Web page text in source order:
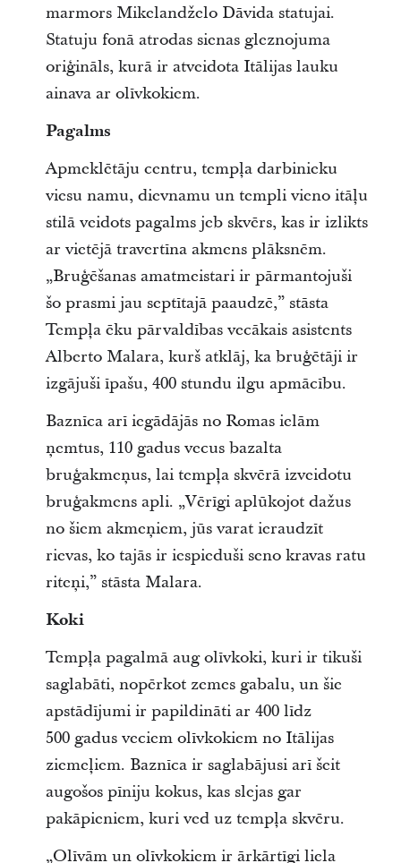
marmors Mikelandželo Dāvida statujai.
Statuju fonā atrodas sienas gleznojuma
oriģināls, kurā ir atveidota Itālijas lauku
ainava ar olīvkokiem.
Pagalms
Apmeklētāju centru, tempļa darbinieku
viesu namu, dievnamu un templi vieno itāļu
stilā veidots pagalms jeb skvērs, kas ir izlikts
ar vietējā travertīna akmens plāksnēm.
„Bruģēšanas amatmeistari ir pārmantojuši
šo prasmi jau septītajā paaudzē,” stāsta
Tempļa ēku pārvaldības vecākais asistents
Alberto Malara, kurš atklāj, ka bruģētāji ir
izgājuši īpašu, 400 stundu ilgu apmācību.
Baznīca arī iegādājās no Romas ielām
ņemtus, 110 gadus vecus bazalta
bruģakmeņus, lai tempļa skvērā izveidotu
bruģakmens apli. „Vērīgi aplūkojot dažus
no šiem akmeņiem, jūs varat ieraudzīt
rievas, ko tajās ir iespieduši seno kravas ratu
riteņi,” stāsta Malara.
Koki
Tempļa pagalmā aug olīvkoki, kuri ir tikuši
saglabāti, nopērkot zemes gabalu, un šie
apstādījumi ir papildināti ar 400 līdz
500 gadus veciem olīvkokiem no Itālijas
ziemeļiem. Baznīca ir saglabājusi arī šeit
augošos pīniju kokus, kas slejas gar
pakāpieniem, kuri ved uz tempļa skvēru.
„Olīvām un olīvkokiem ir ārkārtīgi liela